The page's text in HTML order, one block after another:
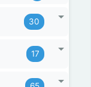
30
17